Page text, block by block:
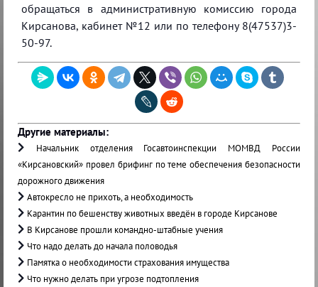
обращаться в административную комиссию города
Кирсанова, кабинет №12 или по телефону 8(47537)3-
50-97.
Другие материалы:
Начальник отделения Госавтоинспекции МОМВД России
«Кирсановский» провел брифинг по теме обеспечения безопасности
дорожного движения
Автокресло не прихоть, а необходимость
Карантин по бешенству животных введён в городе Кирсанове
В Кирсанове прошли командно-штабные учения
Что надо делать до начала половодья
Памятка о необходимости страхования имущества
Что нужно делать при угрозе подтопления